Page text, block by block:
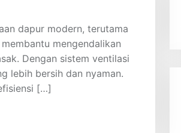
dapur modern, terutama
mengendalikan
Dengan sistem ventilasi
lebih bersih dan nyaman.
[…]